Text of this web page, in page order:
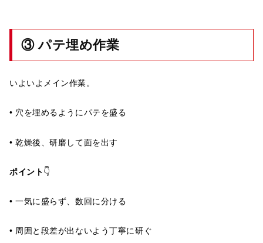
③ パテ埋め作業
いよいよメイン作業。
• 穴を埋めるようにパテを盛る
• 乾燥後、研磨して面を出す
ポイント👇
• 一気に盛らず、数回に分ける
• 周囲と段差が出ないよう丁寧に研ぐ